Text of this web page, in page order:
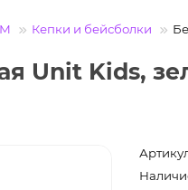
Кепки и бейсболки
Unit Kids,